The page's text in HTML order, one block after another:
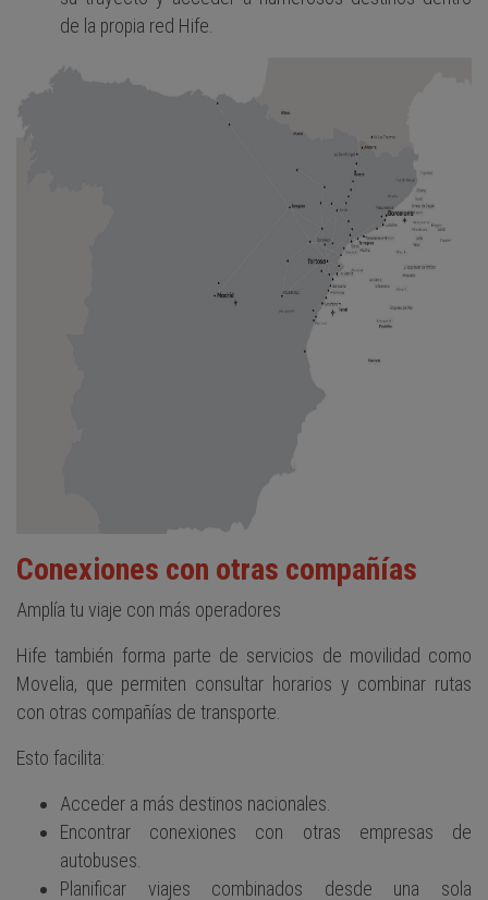
de la propia red Hife.
Conexiones con otras compañías
Amplía tu viaje con más operadores
Hife también forma parte de servicios de movilidad como
Movelia, que permiten consultar horarios y combinar rutas
con otras compañías de transporte.
Esto facilita:
Acceder a más destinos nacionales.
Encontrar conexiones con otras empresas de
autobuses.
Planificar viajes combinados desde una sola